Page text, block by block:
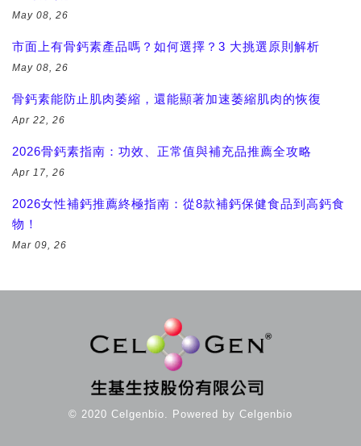
May 08, 26
市面上有骨鈣素產品嗎？如何選擇？3 大挑選原則解析
May 08, 26
骨鈣素能防止肌肉萎縮，還能顯著加速萎縮肌肉的恢復
Apr 22, 26
2026骨鈣素指南：功效、正常值與補充品推薦全攻略
Apr 17, 26
2026女性補鈣推薦終極指南：從8款補鈣保健食品到高鈣食
物！
Mar 09, 26
© 2020 Celgenbio. Powered by Celgenbio